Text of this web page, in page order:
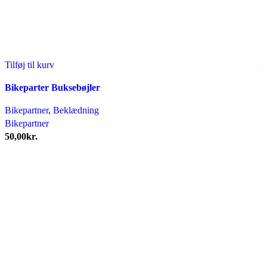
Tilføj til kurv
Bikeparter Buksebøjler
Bikepartner, Beklædning
Bikepartner
50,00kr.